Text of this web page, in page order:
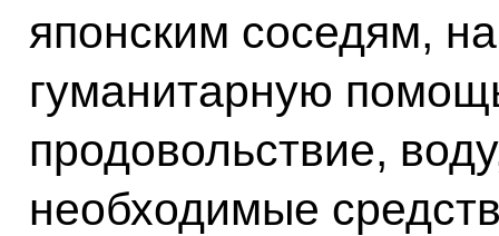
японским соседям,
гуманитарную
продовольствие,
необходимые